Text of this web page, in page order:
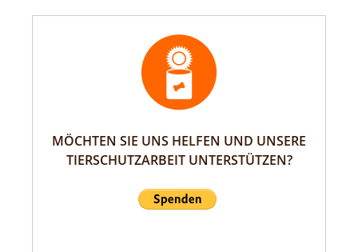
MÖCHTEN SIE UNS HELFEN UND UNSERE
TIERSCHUTZARBEIT UNTERSTÜTZEN?